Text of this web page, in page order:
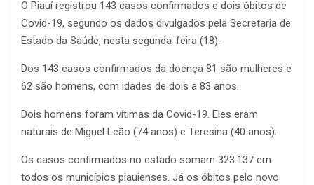
O Piauí registrou 143 casos confirmados e dois óbitos de
Covid-19, segundo os dados divulgados pela Secretaria de
Estado da Saúde, nesta segunda-feira (18).
Dos 143 casos confirmados da doença 81 são mulheres e
62 são homens, com idades de dois a 83 anos.
Dois homens foram vítimas da Covid-19. Eles eram
naturais de Miguel Leão (74 anos) e Teresina (40 anos).
Os casos confirmados no estado somam 323.137 em
todos os municípios piauienses. Já os óbitos pelo novo